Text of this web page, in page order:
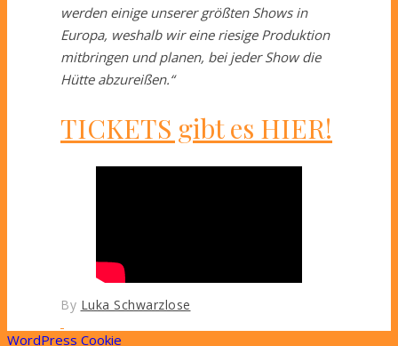
werden einige unserer größten Shows in
Europa, weshalb wir eine riesige Produktion
mitbringen und planen, bei jeder Show die
Hütte abzureißen.“
TICKETS gibt es HIER!
By Luka Schwarzlose
WordPress Cookie